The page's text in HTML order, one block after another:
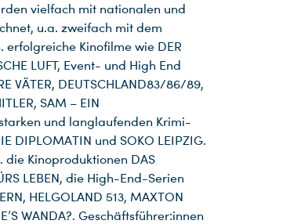
vielfach mit nationalen und
u.a. zweifach mit dem
Kinofilme wie DER
LUFT, Event- und High End
VÄTER, DEUTSCHLAND83/86/89,
SAM – EIN
und langlaufenden Krimi-
DIPLOMATIN und SOKO LEIPZIG.
die Kinoproduktionen DAS
LEBEN, die High-End-Serien
HELGOLAND 513, MAXTON
WANDA?. Geschäftsführer:innen